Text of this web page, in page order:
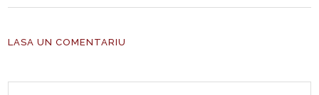
LASA UN COMENTARIU